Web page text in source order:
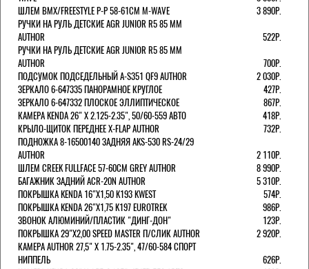
ШЛЕМ ВМХ/FREESTYLE Р-Р 58-61СМ M-WAVE
3 890Р.
РУЧКИ НА РУЛЬ ДЕТСКИЕ AGR JUNIOR R5 85 ММ
AUTHOR
522Р.
РУЧКИ НА РУЛЬ ДЕТСКИЕ AGR JUNIOR R5 85 ММ
AUTHOR
700Р.
ПОДСУМОК ПОДСЕДЕЛЬНЫЙ A-S351 QF9 AUTHOR
2 030Р.
ЗЕРКАЛО 6-647335 ПАНОРАМНОЕ КРУГЛОЕ
427Р.
ЗЕРКАЛО 6-647332 ПЛОСКОЕ ЭЛЛИПТИЧЕСКОЕ
867Р.
КАМЕРА KENDA 26" Х 2.125-2.35", 50/60-559 АВТО
418Р.
КРЫЛО-ЩИТОК ПЕРЕДНЕЕ X-FLAP AUTHOR
732Р.
ПОДНОЖКА 8-16500140 ЗАДНЯЯ AKS-530 RS-24/29
AUTHOR
2 110Р.
ШЛЕМ CREEK FULLFACE 57-60СМ GREY AUTHOR
8 990Р.
БАГАЖНИК ЗАДНИЙ ACR-20N AUTHOR
5 310Р.
ПОКРЫШКА KENDA 16"Х1,50 K193 KWEST
574Р.
ПОКРЫШКА KENDA 26"Х1,75 K197 EUROTREK
986Р.
ЗВОНОК АЛЮМИНИЙ/ПЛАСТИК "ДИНГ-ДОН"
123Р.
ПОКРЫШКА 29"Х2,00 SPEED MASTER П/СЛИК AUTHOR
2 920Р.
КАМЕРА AUTHOR 27,5" Х 1.75-2.35", 47/60-584 СПОРТ
НИППЕЛЬ
626Р.